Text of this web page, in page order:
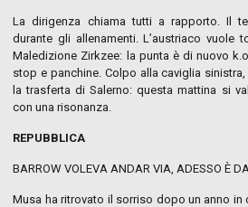
La dirigenza chiama tutti a rapporto. Il
durante gli allenamenti. L’austriaco vuole
Maledizione Zirkzee: la punta è di nuovo
stop e panchine. Colpo alla caviglia
la trasferta di Salerno: questa mattina si
con una risonanza.
REPUBBLICA
BARROW VOLEVA ANDAR VIA, ADESSO È
Musa ha ritrovato il sorriso dopo un anno in